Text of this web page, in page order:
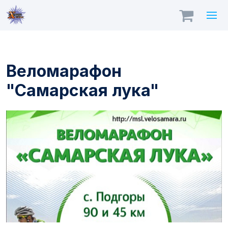
Веломарафон
"Самарская лука"